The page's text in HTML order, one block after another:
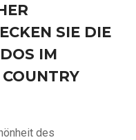
SIE DIE
IM
des